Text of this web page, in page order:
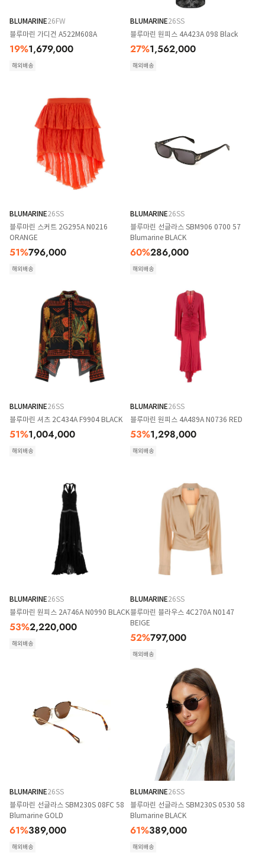
BLUMARINE26FW
블루마린 가디건 A522M608A
19%1,679,000
해외배송
BLUMARINE26SS
블루마린 원피스 4A423A 098 Black
27%1,562,000
해외배송
BLUMARINE26SS
블루마린 스커트 2G295A N0216
ORANGE
51%796,000
해외배송
BLUMARINE26SS
블루마린 선글라스 SBM906 0700 57
Blumarine BLACK
60%286,000
해외배송
BLUMARINE26SS
블루마린 셔츠 2C434A F9904 BLACK
51%1,004,000
해외배송
BLUMARINE26SS
블루마린 원피스 4A489A N0736 RED
53%1,298,000
해외배송
BLUMARINE26SS
블루마린 원피스 2A746A N0990 BLACK
53%2,220,000
해외배송
BLUMARINE26SS
블루마린 블라우스 4C270A N0147
BEIGE
52%797,000
해외배송
BLUMARINE26SS
블루마린 선글라스 SBM230S 08FC 58
Blumarine GOLD
61%389,000
해외배송
BLUMARINE26SS
블루마린 선글라스 SBM230S 0530 58
Blumarine BLACK
61%389,000
해외배송